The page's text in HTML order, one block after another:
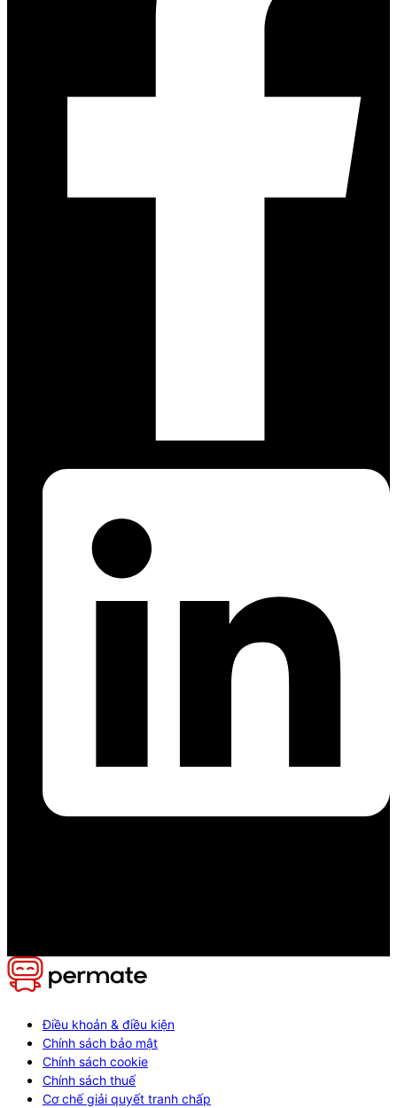
Điều khoản & điều kiện
Chính sách bảo mật
Chính sách cookie
Chính sách thuế
Cơ chế giải quyết tranh chấp